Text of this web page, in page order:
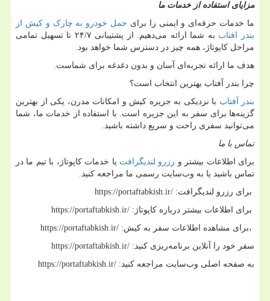
مزایای استفاده از خدمات ما
ما خدمات حرفه‌ای و ایمنی را برای حمل خودرو به چارک و کیش از
بندر افتاب
به شما ارائه می‌دهیم. از پشتیبانی ۲۴/۷ تا تسهیل تمامی
مراحل کاپوتاژ، همه چیز در دسترس شما خواهد بود.
هدف ما ارائه تجربه‌ای آسان و بدون دغدغه برای شماست.
چرا بندر آفتاب بهترین انتخاب است؟
بندر آفتاب با نزدیکی به جزیره کیش و امکانات مدرن، یکی از بهترین
گزینه‌ها برای سفر به این جزیره است. با استفاده از خدمات ما، شما
می‌توانید سفری راحت و سریع داشته باشید.
تماس با ما
برای اطلاعات بیشتر و رزرو لندیگرافت یا خدمات کاپوتاژ، با تیم ما در
تماس باشید یا به وب‌سایت رسمی ما مراجعه کنید.
:
https://portaftabkish.ir/
:
https://portaftabkish.ir/
برای مشاهده اطلاعات سفر به کیش،
:
https://portaftabkish.ir/
سفر خود را آنلاین برنامه‌ریزی کنید:
https://portaftabkish.ir/
به صفحه اصلی وب‌سایت مراجعه کنید:
https://portaftabkish.ir/